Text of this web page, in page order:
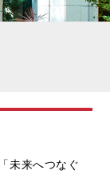
未来へつなぐ